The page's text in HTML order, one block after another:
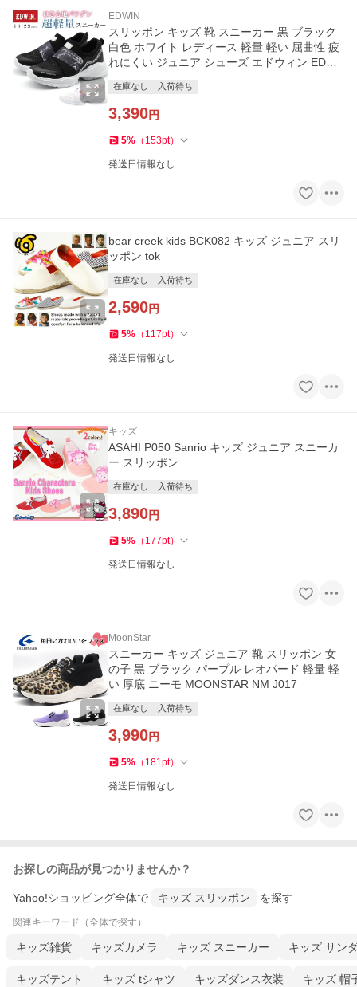
EDWIN
スリッポン キッズ 靴 スニーカー 黒 ブラック
白色 ホワイト レディース 軽量 軽い 屈曲性 疲
れにくい ジュニア シューズ エドウィン EDWI
在庫なし 入荷待ち
3,390円
5% （ 153pt）
発送日情報なし
bear creek kids BCK082 キッズ ジュニア スリ
ッポン tok
在庫なし 入荷待ち
2,590円
5% （ 117pt）
発送日情報なし
キッズ
ASAHI P050 Sanrio キッズ ジュニア スニーカ
ー スリッポン
在庫なし 入荷待ち
3,890円
5% （ 177pt）
発送日情報なし
MoonStar
スニーカー キッズ ジュニア 靴 スリッポン 女
の子 黒 ブラック パープル レオパード 軽量 軽
い 厚底 ニーモ MOONSTAR NM J017
在庫なし 入荷待ち
3,990円
5% （ 181pt）
発送日情報なし
お探しの商品が見つかりませんか？
Yahoo!ショッピング全体で キッズ スリッポン を探す
関連キーワード（全体で探す）
キッズ雑貨 キッズカメラ キッズ スニーカー キッズ サン
キッズテント キッズ tシャツ キッズダンス衣装 キッズ 帽